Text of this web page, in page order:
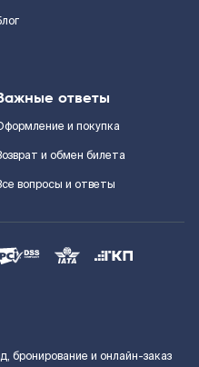
ответы
и покупка
и обмен билета
вопросы и ответы
бронирование и онлайн-заказ